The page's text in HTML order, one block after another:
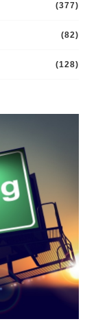
(377)
(82)
(128)